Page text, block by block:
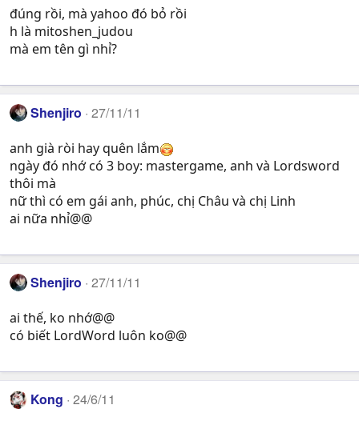
đúng rồi, mà yahoo đó bỏ rồi
h là mitoshen_judou
mà em tên gì nhỉ?
Shenjiro 27/11/11
anh già ròi hay quên lắm
ngày đó nhớ có 3 boy: mastergame, anh và Lordsword
thôi mà
nữ thì có em gái anh, phúc, chị Châu và chị Linh
ai nữa nhỉ@@
Shenjiro 27/11/11
ai thế, ko nhớ@@
có biết LordWord luôn ko@@
Kong 24/6/11